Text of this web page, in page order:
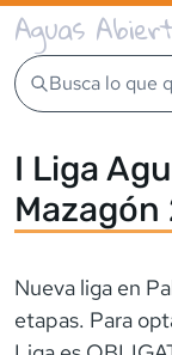
Aguas
Busca lo que
I Liga
Mazagón
Nueva liga en
etapas. Para